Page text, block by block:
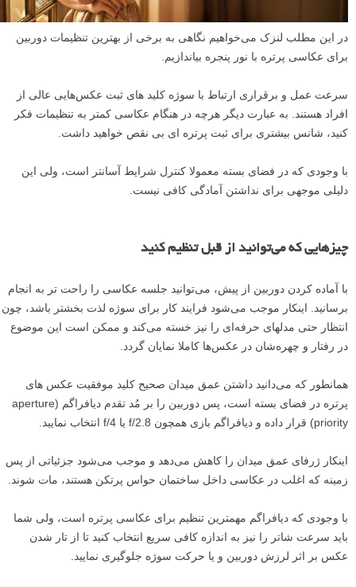
در این مطلب لنزک می‌خواهیم نگاهی به برخی از بهترین تنظیمات دوربین
برای عکاسی پرتره با نور پنجره بیاندازیم.
سرعت عمل و برقراری ارتباط با سوژه کلید های ثبت عکس‌هایی عالی از
افراد هستند. به عبارت دیگر هرچه در هنگام عکاسی کمتر به تنظیمات فکر
کنید، شانس بیشتری برای ثبت پرتره ای بی نقص خواهید داشت.
با وجودی که در فضای بسته معمولا کنترل شرایط آسانتر است، ولی این
دلیلی موجهی برای نداشتن آمادگی کافی نیست.
چیزهایی که می‌توانید از قبل تنظیم کنید
با آماده کردن دوربین از پیش، می‌توانید جلسه عکاسی را راحت تر به انجام
برسانید. اینکار موجب می‌شود فرایند کار برای سوژه لذت بخشتر باشد، چون
انتظار حتی مدلهای حرفه‌ای را نیز خسته می‌کند و ممکن است این موضوع
در رفتار و چهره‌شان در عکس‌ها کاملا نمایان گردد.
همانطور که می‌دانید داشتن عمق میدان صحیح کلید موفقیت عکس های
پرتره در فضای بسته است، پس دوربین را بر مُد تقدم دیافراگم (aperture
priority) قرار داده و دیافراگم بازی همچون f/2.8 یا f/4 انتخاب نمایید.
اینکار ژرفای عمق میدان را کاهش می‌دهد و موجب می‌شود جزئیاتی از پس
زمینه که اغلب در عکاسی داخل ساختمان حواس پرتکن هستند، مات شوند.
با وجودی که دیافراگم مهمترین تنظیم برای عکاسی پرتره است، ولی شما
باید سرعت شاتر را نیز به اندازه کافی سریع انتخاب کنید تا از تار شدن
عکس بر اثر لرزش دوربین و یا حرکت سوژه جلوگیری نمایید.